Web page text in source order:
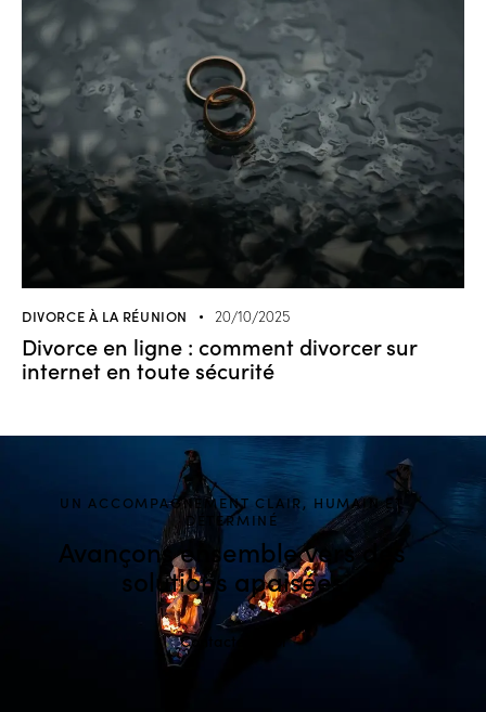
DIVORCE À LA RÉUNION 20/10/2025
Divorce en ligne : comment divorcer sur
internet en toute sécurité
UN ACCOMPAGNEMENT CLAIR, HUMAIN ET
DÉTERMINÉ
Avançons ensemblevers des
solutions apaisées
Contactez-moi